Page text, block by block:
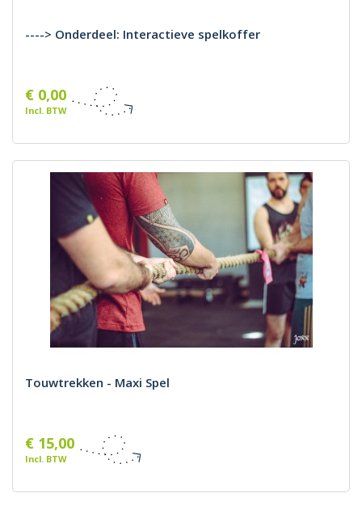
----> Onderdeel: Interactieve spelkoffer
€ 0,00
Incl. BTW
Touwtrekken - Maxi Spel
€ 15,00
Incl. BTW